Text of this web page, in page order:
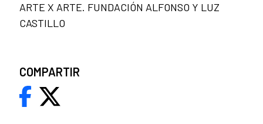
ARTE X ARTE. FUNDACIÓN ALFONSO Y LUZ
CASTILLO
COMPARTIR